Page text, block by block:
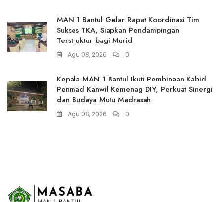
MAN 1 Bantul Gelar Rapat Koordinasi Tim
Sukses TKA, Siapkan Pendampingan
Terstruktur bagi Murid
Agu 08, 2026 0
Kepala MAN 1 Bantul Ikuti Pembinaan Kabid
Penmad Kanwil Kemenag DIY, Perkuat Sinergi
dan Budaya Mutu Madrasah
Agu 08, 2026 0